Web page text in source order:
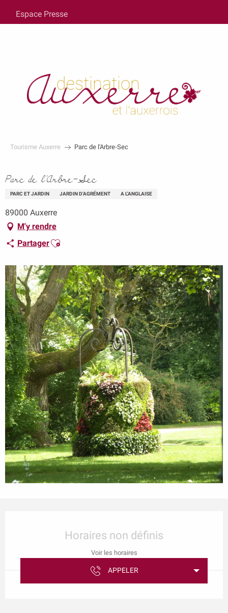
contenu
principal
Espace Presse
Tourisme Auxerre Parc de l'Arbre-Sec
Parc de l'Arbre-Sec
PARC ET JARDIN JARDIN D'AGRÉMENT A L'ANGLAISE
89000 Auxerre
M'y rendre
PartagerAjouter aux favoris
Horaires non définis
Voir les horaires
APPELER